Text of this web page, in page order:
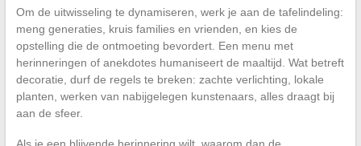
Om de uitwisseling te dynamiseren, werk je aan de tafelindeling:
meng generaties, kruis families en vrienden, en kies de
opstelling die de ontmoeting bevordert. Een menu met
herinneringen of anekdotes humaniseert de maaltijd. Wat betreft
decoratie, durf de regels te breken: zachte verlichting, lokale
planten, werken van nabijgelegen kunstenaars, alles draagt bij
aan de sfeer.